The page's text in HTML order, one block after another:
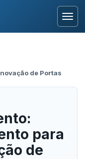
de Portas
para
de